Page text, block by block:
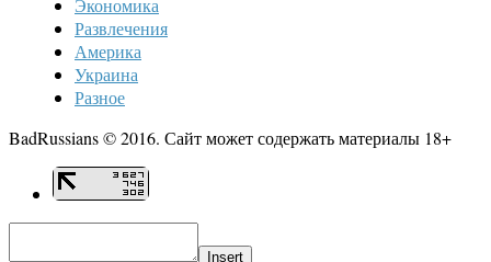
Экономика
Развлечения
Америка
Украина
Разное
BadRussians © 2016. Сайт может содержать материалы 18+
Insert